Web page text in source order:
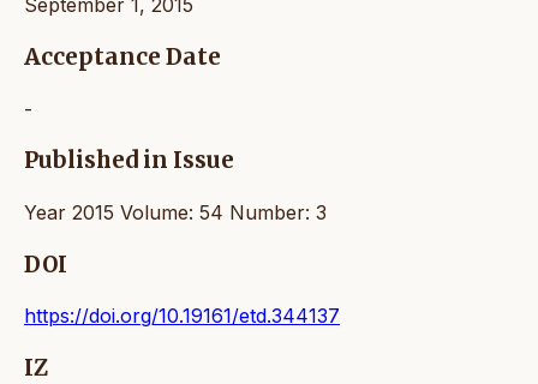
September 1, 2015
Acceptance Date
-
Published in Issue
Year 2015 Volume: 54 Number: 3
DOI
https://doi.org/10.19161/etd.344137
IZ